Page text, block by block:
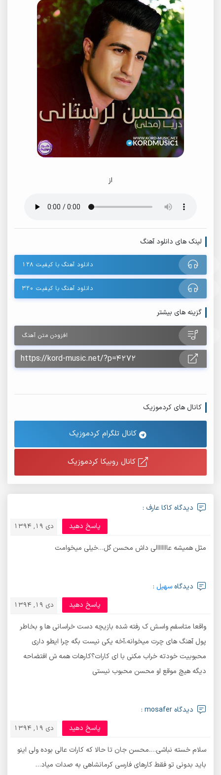
از
لینک های دانلود آهنگ
دانلود آهنگ با کیفیت ۱۲۸
دانلود آهنگ با کیفیت ۳۲۰
گزینه های بیشتر
افزودن متن آهنگ
کانال های کردموزیک
کانال تلگرام کردموزیک
کانال روبیکا کردموزیک
دیدگاه کاکا عارف :
دی 19, 1394 پاسخ دهید
مثل همیشه عااااااالی داش محسن گل…خیلی میخوامت
دیدگاه سهیل :
دی 19, 1394 پاسخ دهید
واقعا متاسفم واسش ک رفته شده بازیچه دست خراسانی ها و بخاطر
پول آهنگ های چرت میخوانه،آخه یکی نیست بگه چرا ایطو داری
محبوبیت خودته خراب مکنی با ای کارات؟کارهات همه ش افتضاحه
دیگه هیچ موقع او محسن محبوب نیستی
دیدگاه mosafer :
دی 19, 1394 پاسخ دهید
سلام خسته نباشی….محسن جان تا حالا که کارات عالی بوده ولی اینو
باید بدونی تو فقط کارهای فارسی کرمانشاهی به صدات میاد…